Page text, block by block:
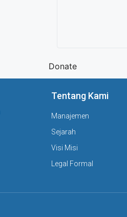
Donate
Tentang Kami
Manajemen
Sejarah
Visi Misi
Legal Formal